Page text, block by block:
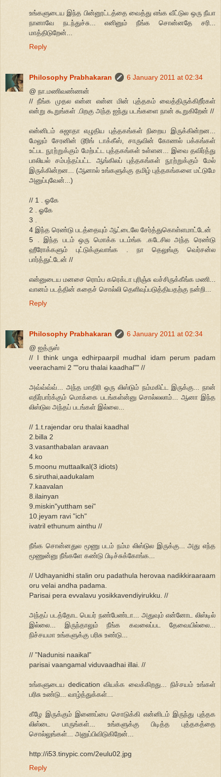
உங்களுடைய இந்த பின்னூட்டத்தை வைத்து எங்க வீட்டுல ஒரு நீயா
நானாவே நடந்துச்சு... எனினும் நீங்க சொன்னதே சரி...
மாத்திடுறேன்...
Reply
Philosophy Prabhakaran
6 January 2011 at 02:34
@ நா.மணிவண்ணன்
// நீங்க முதல என்ன என்ன மின் புத்தகம் வைத்திருக்கிறீர்கள்
என்று கூறுங்கள் .பிறகு அந்த ஐந்து படங்களை நான் கூறுகிறேன் //
என்னிடம் சுஜாதா எழுதிய புத்தகங்கள் நிறைய இருக்கின்றன...
மேலும் சேரனின் டூரிங் டாக்கீஸ், சாருவின் கோணல் பக்கங்கள்
உட்பட நூற்றுக்கும் மேற்பட்ட புத்தகங்கள் உள்ளன... இவை தவிர்த்து
பாலியல் சம்பந்தப்பட்ட ஆங்கிலப் புத்தகங்கள் நூற்றுக்கும் மேல்
இருக்கின்றன... (ஆனால் உங்களுக்கு தமிழ் புத்தகங்களை மட்டுமே
அனுப்புவேன்...)
// 1 . ஓகே
2 . ஓகே
3 .
4 இந்த ரெண்டு படத்தையும் ஆட்டைலே சேர்த்துகொள்ளமாட்டேன்
5 . இந்த படம் ஒரு மொக்க படம்ங்க .கடேசில அந்த ரெண்டு
ஹீரோக்களும் புட்டுக்குவாங்க . நா தெலுங்கு வெர்சன்ல
பார்த்துட்டேன் //
என்னுடைய மனசை ரொம்ப கரெக்டா புரிஞ்சு வச்சிருக்கீங்க மணி...
வானம் படத்தின் கதைச் சொல்லி தெளிவுப்படுத்தியதற்கு நன்றி...
Reply
Philosophy Prabhakaran
6 January 2011 at 02:34
@ ஐத்ருஸ்
// I think unga edhirpaarpil mudhal idam perum padam
veerachami 2 ""oru thalai kaadhal"" //
அவ்வ்வ்வ்... அந்த மாதிரி ஒரு லிஸ்டும் நம்மகிட்ட இருக்கு... நான்
எதிர்பார்க்கும் மொக்கை படங்கள்ன்னு சொல்லலாம்... ஆனா இந்த
லிஸ்டுல அந்தப் படங்கள் இல்லை...
// 1.t.rajendar oru thalai kaadhal
2.billa 2
3.vasanthabalan aravaan
4.ko
5.moonu muttaalkal(3 idiots)
6.siruthai,aadukalam
7.kaavalan
8.ilainyan
9.miskin"yuttham sei"
10.jeyam ravi "ich"
ivatril ethunum ainthu //
நீங்க சொன்னதுல மூணு படம் நம்ம லிஸ்டுல இருக்கு... அது எந்த
மூணுன்னு நீங்களே கண்டு பிடிச்சுக்கோங்க...
// Udhayanidhi stalin oru padathula herovaa nadikkiraaraam
oru velai andha padama.
Parisai pera evvalavu yosikkavendiyirukku. //
அந்தப் படத்தோட பெயர் நண்பேண்டா... அதுவும் என்னோட லிஸ்டில்
இல்லை... இருந்தாலும் நீங்க கவலைப்பட தேவையில்லை...
நிச்சயமா உங்களுக்கு பரிசு உண்டு...
// "Nadunisi naaikal"
parisai vaangamal viduvaadhai illai. //
உங்களுடைய dedication வியக்க வைக்கிறது... நிச்சயம் உங்கள்
பரிசு உண்டு... வாழ்த்துக்கள்...
கீழே இருக்கும் இணைப்பை சொடுக்கி என்னிடம் இருந்து புத்தக
லிஸ்டை பாருங்கள்... உங்களுக்கு பிடித்த புத்தகத்தை
சொல்லுங்கள்... அனுப்பிவிடுகிறேன்...
http://i53.tinypic.com/2eulu02.jpg
Reply